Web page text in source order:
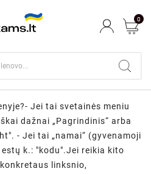
0
Jei tai svetainės meniu
dažnai „Pagrindinis“ arba
- Jei tai „namai“ (gyvenamoji
k.: "kodu".Jei reikia kito
linksnio,